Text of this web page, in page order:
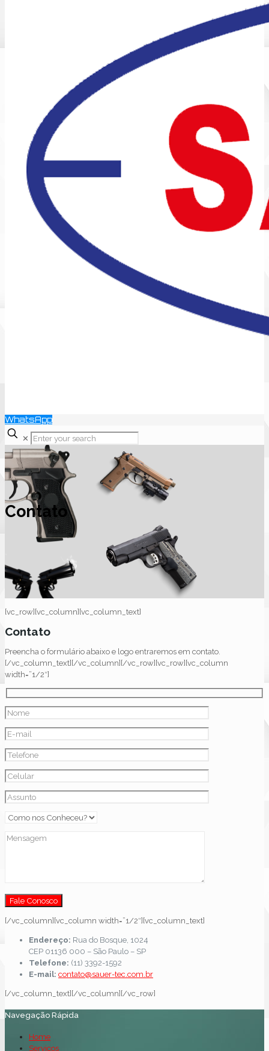
WhatsApp
✕
Contato
[vc_row][vc_column][vc_column_text]
Contato
Preencha o formulário abaixo e logo entraremos em contato.
[/vc_column_text][/vc_column][/vc_row][vc_row][vc_column
width=”1/2″]
[/vc_column][vc_column width=”1/2″][vc_column_text]
Endereço: Rua do Bosque, 1024
CEP 01136 000 – São Paulo – SP
Telefone: (11) 3392-1592
E-mail: contato@sauer-tec.com.br
[/vc_column_text][/vc_column][/vc_row]
Navegação Rápida
Home
Serviços